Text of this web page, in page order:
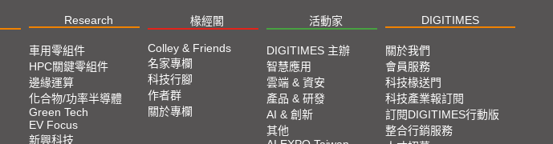
直擊TPCA 2024：先進封裝、直接成像成最大亮點
2024 SEMICON TAIWAN展會精選
2024台北國際自動化工業大展展會精選
Research 椽經閣 活動家 DIGITIMES
車用零組件
HPC關鍵零組件
邊緣運算
化合物/功率半導體
Green Tech
EV Focus
新興科技
Colley & Friends
名家專欄
科技行腳
作者群
關於專欄
DIGITIMES 主辦
智慧應用
雲端 & 資安
產品 & 研發
AI & 創新
其他
關於我們
會員服務
科技椽送門
科技產業報訂閱
訂閱DIGITIMES行動版
整合行銷服務